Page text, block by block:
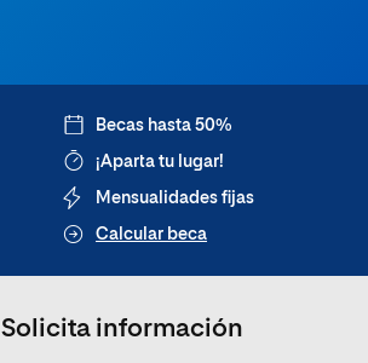
Becas hasta 50%
¡Aparta tu lugar!
Mensualidades fijas
Calcular beca
Solicita información